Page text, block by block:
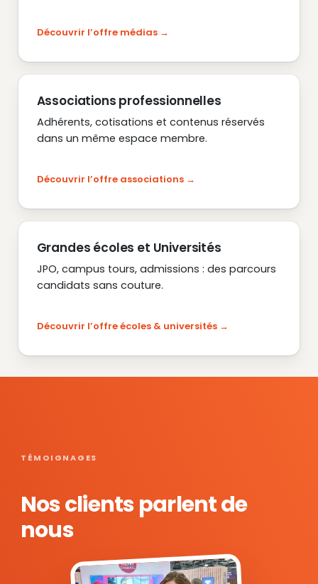
Découvrir l’offre médias
Associations professionnelles
Adhérents, cotisations et contenus réservés
dans un même espace membre.
Découvrir l’offre associations
Grandes écoles et Universités
JPO, campus tours, admissions : des parcours
candidats sans couture.
Découvrir l’offre écoles & universités
TÉMOIGNAGES
Nos clients parlent de
nous